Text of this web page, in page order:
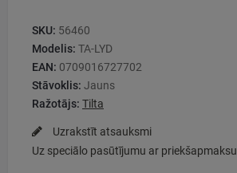
SKU: 56460
Modelis: TA-LYD
EAN: 0709016727702
Stāvoklis: Jauns
Ražotājs: Tilta
Uzrakstīt atsauksmi
Uz speciālo pasūtījumu ar priekšapmaksu